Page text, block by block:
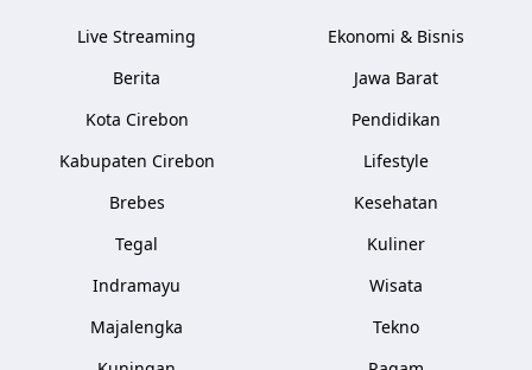
Live Streaming
Berita
Kota Cirebon
Kabupaten Cirebon
Brebes
Tegal
Indramayu
Majalengka
Ekonomi & Bisnis
Jawa Barat
Pendidikan
Lifestyle
Kesehatan
Kuliner
Wisata
Tekno